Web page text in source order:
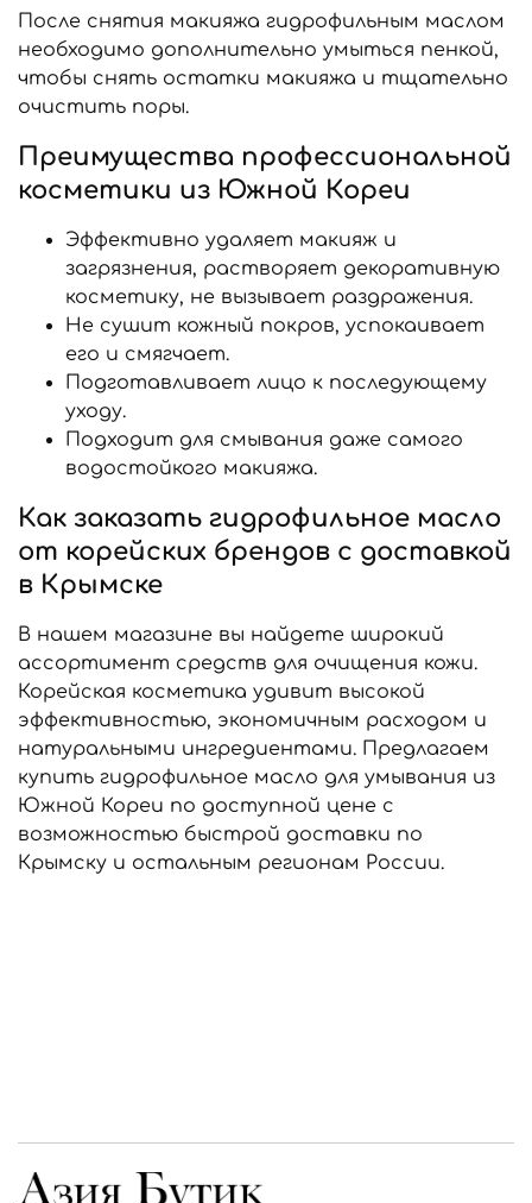
После снятия макияжа гидрофильным маслом
необходимо дополнительно умыться пенкой,
чтобы снять остатки макияжа и тщательно
очистить поры.
Преимущества профессиональной
косметики из Южной Кореи
Эффективно удаляет макияж и
загрязнения, растворяет декоративную
косметику, не вызывает раздражения.
Не сушит кожный покров, успокаивает
его и смягчает.
Подготавливает лицо к последующему
уходу.
Подходит для смывания даже самого
водостойкого макияжа.
Как заказать гидрофильное масло
от корейских брендов с доставкой
в Крымске
В нашем магазине вы найдете широкий
ассортимент средств для очищения кожи.
Корейская косметика удивит высокой
эффективностью, экономичным расходом и
натуральными ингредиентами. Предлагаем
купить гидрофильное масло для умывания из
Южной Кореи по доступной цене с
возможностью быстрой доставки по
Крымску и остальным регионам России.